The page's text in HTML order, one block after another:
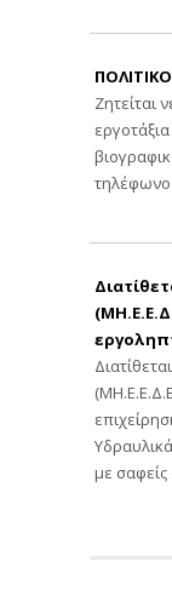
Ζητείται
τηλέφωνο
με